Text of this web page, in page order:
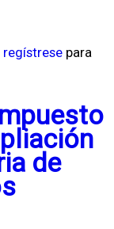
regístrese para
de